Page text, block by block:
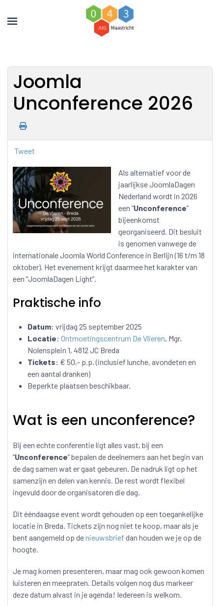
Joomla
Unconference 2026
Tweet
Als alternatief voor de
jaarlijkse JoomlaDagen
Nederland wordt in 2026
een “Unconference”
bijeenkomst
georganiseerd. Dit besluit
is genomen vanwege de
internationale Joomla World Conference in Berlijn (16 t/m 18
oktober). Het evenement krijgt daarmee het karakter van
een “JoomlaDagen Light”.
Praktische info
Datum: vrijdag 25 september 2025
Locatie: Ontmoetingscentrum De Vlieren, Mgr.
Nolensplein 1, 4812 JC Breda
Tickets: € 50,- p.p. (inclusief lunche, avondeten en
een aantal dranken)
Beperkte plaatsen beschikbaar.
Wat is een unconference?
Bij een echte conferentie ligt alles vast, bij een
“Unconference” bepalen de deelnemers aan het begin van
de dag samen wat er gaat gebeuren. De nadruk ligt op het
samenzijn en delen van kennis. De rest wordt flexibel
ingevuld door de organisatoren die dag.
Dit ééndaagse event wordt gehouden op een toegankelijke
locatie in Breda. Tickets zijn nog niet te koop, maar als je
bent aangemeld op denieuwsbrief dan houden we je op de
hoogte.
Je mag komen presenteren, maar mag ook gewoon komen
luisteren en meepraten. Details volgen nog dus markeer
deze datum alvast in je agenda! Iedereen is welkom.